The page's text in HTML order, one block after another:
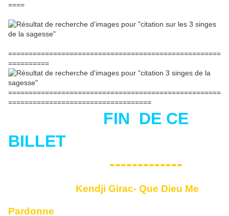
====
====================================================
==========
====================================================
===================================
FIN DE CE
BILLET
-------------
Kendji Girac- Que Dieu Me
Pardonne